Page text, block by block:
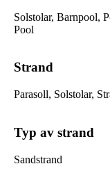
Solstolar, Barnpool,
Pool
Strand
Parasoll, Solstolar,
Typ av strand
Sandstrand